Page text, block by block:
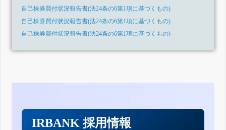
自己株券買付状況報告書(法24条の6第1項に基づくもの)
自己株券買付状況報告書(法24条の6第1項に基づくもの)
自己株券買付状況報告書(法24条の6第1項に基づくもの)
自己株券買付状況報告書(法24条の6第1項に基づくもの)
自己株券買付状況報告書(法24条の6第1項に基づくもの)
自己株券買付状況報告書(法24条の6第1項に基づくもの)
IRBANK 採用情報